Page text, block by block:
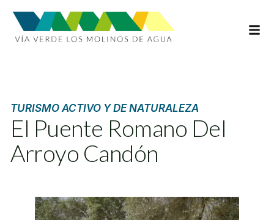
TURISMO ACTIVO Y DE NATURALEZA
El Puente Romano Del
Arroyo Candón